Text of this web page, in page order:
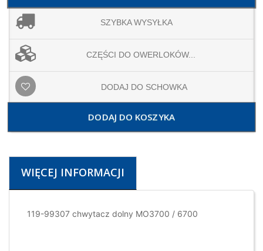
SZYBKA WYSYŁKA
CZĘŚCI DO OWERLOKÓW...
DODAJ DO SCHOWKA
DODAJ DO KOSZYKA
WIĘCEJ INFORMACJI
119-99307 chwytacz dolny MO3700 / 6700